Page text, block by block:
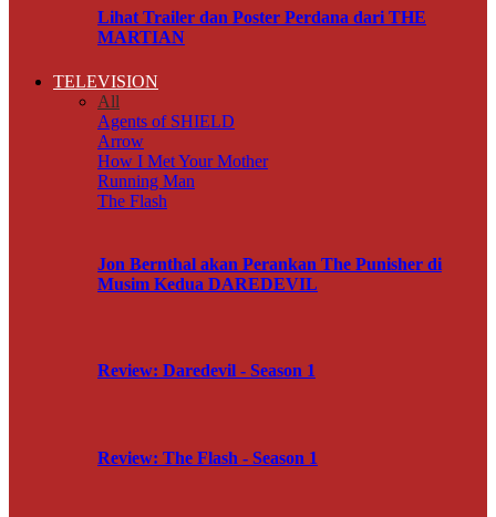
Lihat Trailer dan Poster Perdana dari THE
MARTIAN
TELEVISION
All
Agents of SHIELD
Arrow
How I Met Your Mother
Running Man
The Flash
Jon Bernthal akan Perankan The Punisher di
Musim Kedua DAREDEVIL
Review: Daredevil - Season 1
Review: The Flash - Season 1